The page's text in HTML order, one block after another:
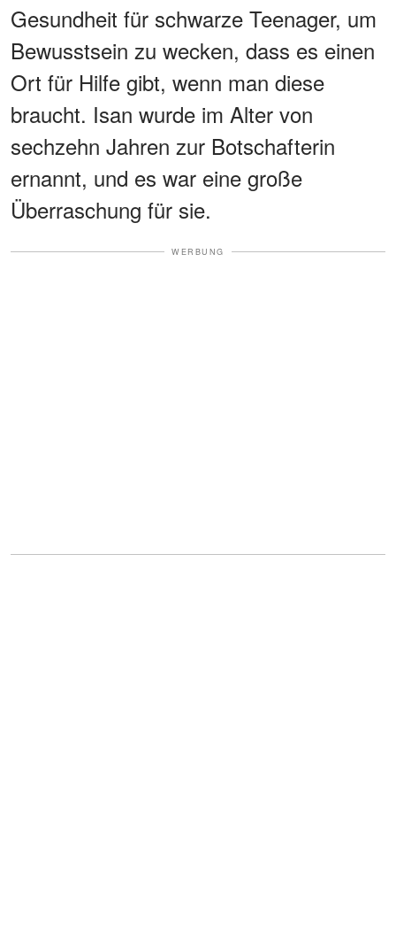
Gesundheit für schwarze Teenager, um
Bewusstsein zu wecken, dass es einen
Ort für Hilfe gibt, wenn man diese
braucht. Isan wurde im Alter von
sechzehn Jahren zur Botschafterin
ernannt, und es war eine große
Überraschung für sie.
WERBUNG